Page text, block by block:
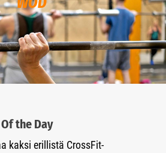
the Day
kaksi erillistä CrossFit-